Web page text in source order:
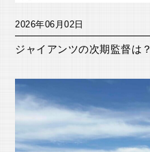
2026年06月02日
ジャイアンツの次期監督は？